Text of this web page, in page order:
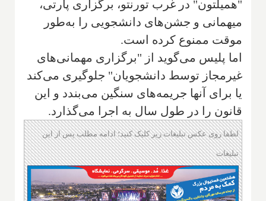
"همیلتون" در غرب تورنتو، برگزاری پارتی،
میهمانی و جشن‌های دانشجویی را به‌طور
موقت ممنوع کرده است.
اما پلیس می‌گوید از "برگزاری مهمانی‌های
غیرمجاز توسط دانشجویان" جلوگیری می‌کند
یا برای آنها جریمه‌های سنگین می‌بندد و این
قانون را در طول سال به اجرا می‌گذارد.
لطفا روی عکس تبلیغات زیر کلیک کنید؛ ادامه مطلب پس از این
تبلیغات